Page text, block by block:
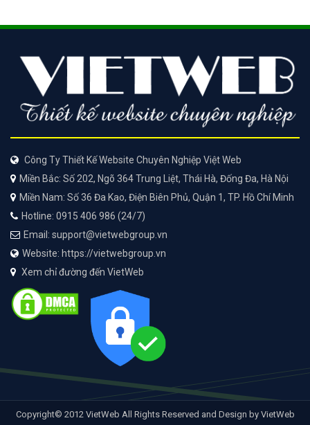
Công Ty Thiết Kế Website Chuyên Nghiệp Việt Web
Miền Bắc: Số 202, Ngõ 364 Trung Liệt, Thái Hà, Đống Đa, Hà Nội
Miền Nam: Số 36 Đa Kao, Điện Biên Phủ, Quận 1, TP. Hồ Chí Minh
Hotline: 0915 406 986 (24/7)
Email: support@vietwebgroup.vn
Website: https://vietwebgroup.vn
Xem chỉ đường đến VietWeb
Copyright© 2012 VietWeb All Rights Reserved and Design by VietWeb